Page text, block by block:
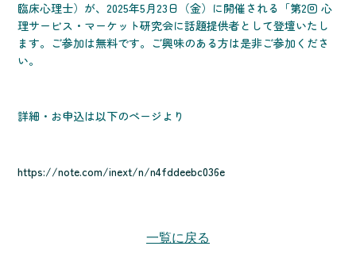
臨床心理士）が、2025年5月23日（金）に開催される「第2回 心
理サービス・マーケット研究会に話題提供者として登壇いたし
ます。ご参加は無料です。ご興味のある方は是非ご参加くださ
い。
詳細・お申込は以下のページより
https://note.com/inext/n/n4fddeebc036e
一覧に戻る